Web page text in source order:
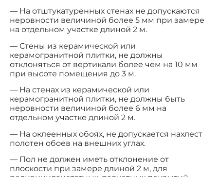
— На отштукатуренных стенах не допускаются
неровности величиной более 5 мм при замере
на отдельном участке длиной 2 м.
— Стены из керамической или
керамогранитной плитки, не должны
отклоняться от вертикали более чем на 10 мм
при высоте помещения до 3 м.
— На стенах из керамической или
керамогранитной плитки, не должны быть
неровности величиной более 6 мм на
отдельном участке длиной 2 м.
— На оклеенных обоях, не допускается нахлест
полотен обоев на внешних углах.
— Пол не должен иметь отклонение от
плоскости при замере длиной 2 м, для